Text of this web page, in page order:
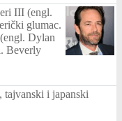
III (engl.
glumac.
Dylan
Beverly
tajvanski i japanski